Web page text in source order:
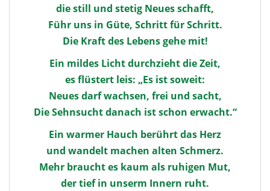
die still und stetig Neues schafft,
Führ uns in Güte, Schritt für Schritt.
Die Kraft des Lebens gehe mit!
Ein mildes Licht durchzieht die Zeit,
es flüstert leis: „Es ist soweit:
Neues darf wachsen, frei und sacht,
Die Sehnsucht danach ist schon erwacht.“
Ein warmer Hauch berührt das Herz
und wandelt machen alten Schmerz.
Mehr braucht es kaum als ruhigen Mut,
der tief in unserm Innern ruht.